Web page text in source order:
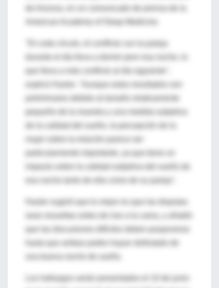
que lleva a más conflicto al día siguiente",
explicó Hasler. "Aunque estos resultados son
pequeño de la muestra y una medida subjetiva
particularmente importante, ya que tiene un
Hasler sugirió que lo mejor es que las disputas
hasta que ambas partes hayan disfrutado de
Los hallazgos serán presentados el 10 de junio